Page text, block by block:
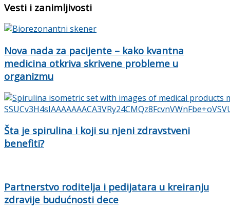
Vesti i zanimljivosti
Nova nada za pacijente – kako kvantna
medicina otkriva skrivene probleme u
organizmu
Šta je spirulina i koji su njeni zdravstveni
benefiti?
Partnerstvo roditelja i pedijatara u kreiranju
zdravije budućnosti dece